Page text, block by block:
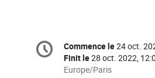
Information
de
Date/Heure
Commence le24 oct.
Finit le28 oct. 2022,
Toutes
Europe/Paris